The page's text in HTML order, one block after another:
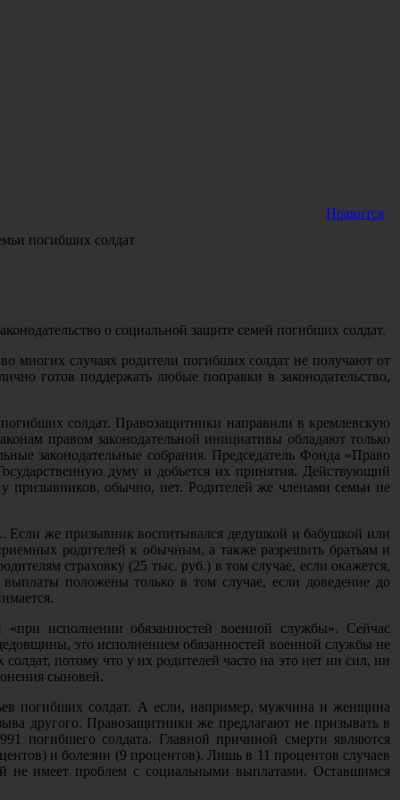
Нравится
погибших солдат
о социальной защите семей погибших солдат.
многих случаях родители погибших солдат не получают от
готов поддержать любые поправки в законодательство,
солдат. Правозащитники направили в кремлевскую
правом законодательной инициативы обладают только
законодательные собрания. Председатель Фонда «Право
думу и добьется их принятия. Действующий
призывников, обычно, нет. Родителей же членами семьи не
Если же призывник воспитывался дедушкой и бабушкой или
родителей к обычным, а также разрешить братьям и
страховку (25 тыс. руб.) в том случае, если окажется,
положены только в том случае, если доведение до
исполнении обязанностей военной службы». Сейчас
это исполнением обязанностей военной службы не
потому что у их родителей часто на это нет ни сил, ни
сыновей.
погибших солдат. А если, например, мужчина и женщина
другого. Правозащитники же предлагают не призывать в
погибшего солдата. Главной причиной смерти являются
и болезни (9 процентов). Лишь в 11 процентов случаев
не имеет проблем с социальными выплатами. Оставшимся